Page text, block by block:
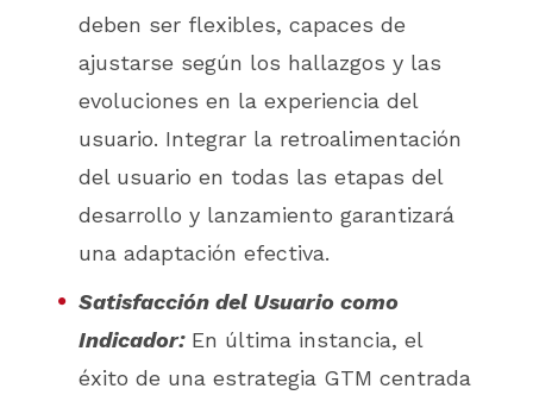
deben ser flexibles, capaces de
ajustarse según los hallazgos y las
evoluciones en la experiencia del
usuario. Integrar la retroalimentación
del usuario en todas las etapas del
desarrollo y lanzamiento garantizará
una adaptación efectiva.
Satisfacción del Usuario como
Indicador:En última instancia, el
éxito de una estrategia GTM centrada